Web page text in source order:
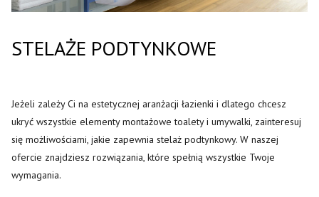
STELAŻE PODTYNKOWE
Jeżeli zależy Ci na estetycznej aranżacji łazienki i dlatego chcesz
ukryć wszystkie elementy montażowe toalety i umywalki, zainteresuj
się możliwościami, jakie zapewnia stelaż podtynkowy. W naszej
ofercie znajdziesz rozwiązania, które spełnią wszystkie Twoje
wymagania.